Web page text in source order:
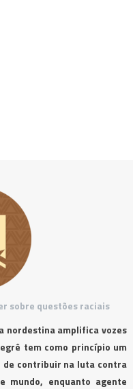
sobre questões raciais
nordestina amplifica vozes
tem como princípio um
contribuir na luta contra
mundo, enquanto agente